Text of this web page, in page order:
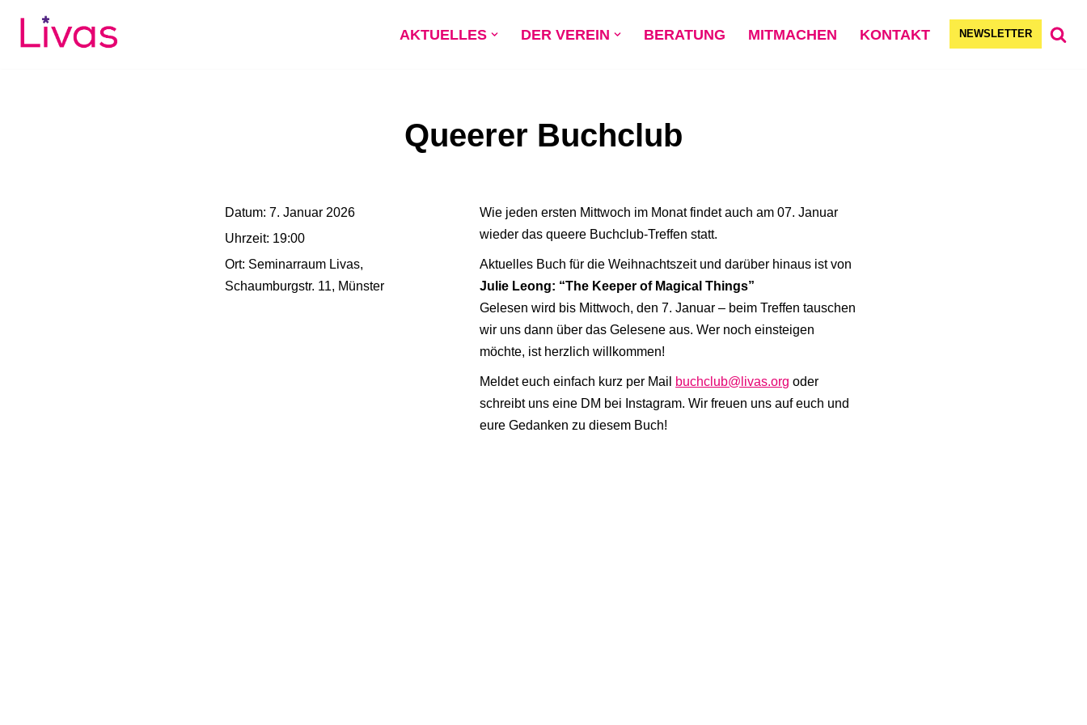
Zum
AKTUELLES DER VEREIN BERATUNG MITMACHEN KONTAKT NEWSLETTER
Queerer Buchclub
Datum: 7. Januar 2026
Uhrzeit: 19:00
Ort: Seminarraum Livas,
Schaumburgstr. 11, Münster
Wie jeden ersten Mittwoch im Monat findet auch am 07. Januar
wieder das queere Buchclub-Treffen statt.
Aktuelles Buch für die Weihnachtszeit und darüber hinaus ist von
Julie Leong: “The Keeper of Magical Things”⁩
Gelesen wird bis Mittwoch, den 7. Januar – beim Treffen tauschen
wir uns dann über das Gelesene aus. Wer noch einsteigen
möchte, ist herzlich willkommen!
Meldet euch einfach kurz per Mail buchclub@livas.org oder
schreibt uns eine DM bei Instagram. Wir freuen uns auf euch und
eure Gedanken zu diesem Buch!